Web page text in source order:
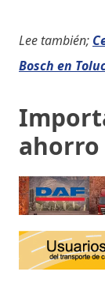
Lee también;
Bosch en
ahorro